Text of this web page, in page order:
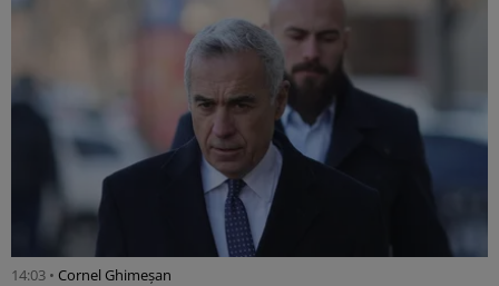
14:03 • Cornel Ghimeșan